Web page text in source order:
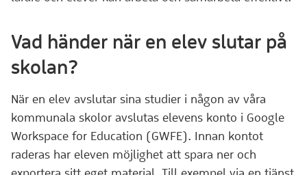
Vad händer när en elev slutar på
skolan?
När en elev avslutar sina studier i någon av våra
kommunala skolor avslutas elevens konto i Google
Workspace for Education (GWFE). Innan kontot
raderas har eleven möjlighet att spara ner och